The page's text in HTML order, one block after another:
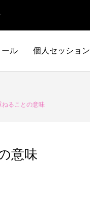
ール 個人セッション
ねることの意味
意味